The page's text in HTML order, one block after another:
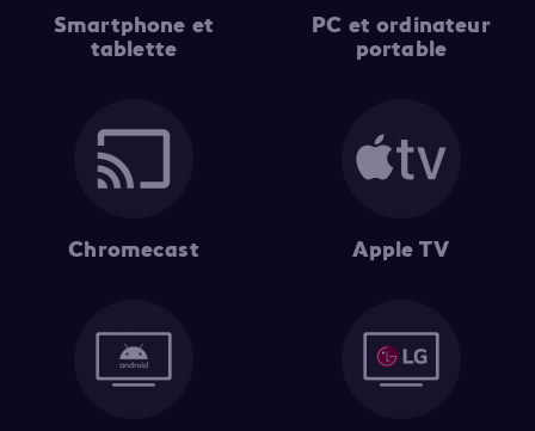
Smartphone et
tablette
PC et ordinateur
portable
Chromecast Apple TV